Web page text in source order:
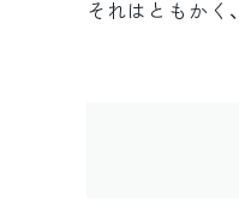
それはともかく